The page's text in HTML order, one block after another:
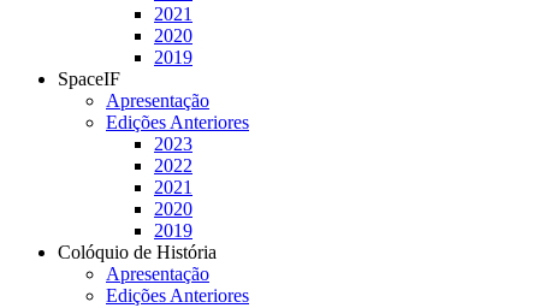
2021
2020
2019
SpaceIF
Apresentação
Edições Anteriores
2023
2022
2021
2020
2019
Colóquio de História
Apresentação
Edições Anteriores